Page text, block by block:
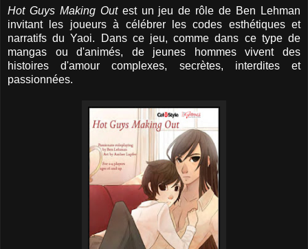
Hot Guys Making Outest un jeu de rôle de Ben Lehman
invitant les joueurs à célébrer les codes esthétiques et
narratifs du Yaoi. Dans ce jeu, comme dans ce type de
mangas ou d'animés, de jeunes hommes vivent des
histoires d'amour complexes, secrètes, interdites et
passionnées.